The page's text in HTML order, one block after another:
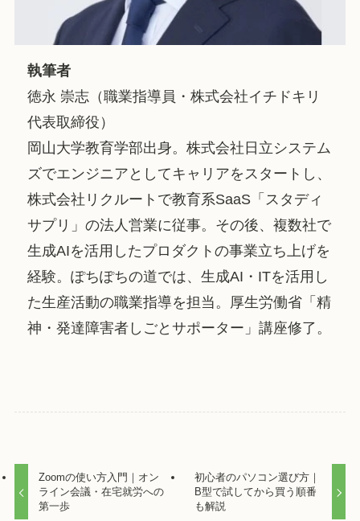
執筆者
徳永 崇志（職業指導員・株式会社イチドキリ
代表取締役）
岡山大学教育学部出身。株式会社日立システム
ズでエンジニアとしてキャリアをスタートし、
株式会社リクルートで教育系SaaS「スタディ
サプリ」の法人営業に従事。その後、複数社で
生成AIを活用したプロダクトの事業立ち上げを
経験。ぽちぽちの道では、生成AI・ITを活用し
た生産活動の職業指導を担当。厚生労働省「精
神・発達障害者しごとサポーター」講座修了。
Zoomの使い方入門｜オン
ライン会議・在宅就労への
第一歩
初心者のパソコン選び方｜
B型で試してから買う順番
も解説